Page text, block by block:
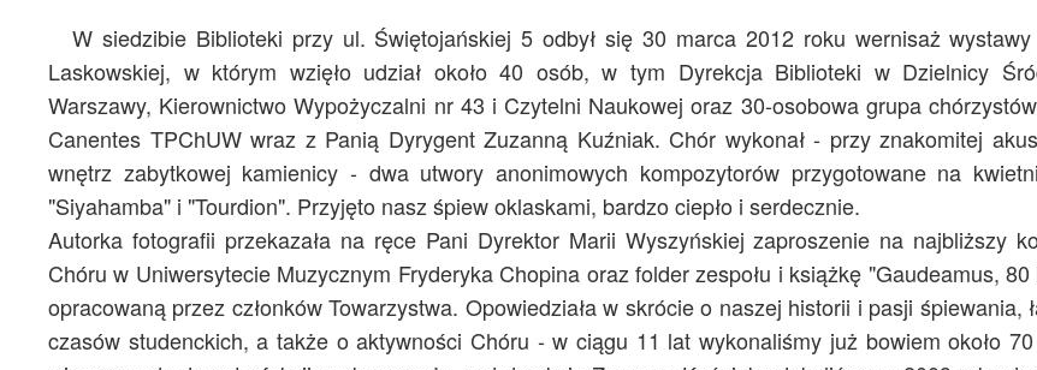
W siedzibie Biblioteki przy ul. Świętojańskiej 5 odbył się 30 marca 2012 roku wernisaż
Laskowskiej, w którym wzięło udział około 40 osób, w tym Dyrekcja Biblioteki w Dzielnicy
Warszawy, Kierownictwo Wypożyczalni nr 43 i Czytelni Naukowej oraz 30-osobowa grupa
Canentes TPChUW wraz z Panią Dyrygent Zuzanną Kuźniak. Chór wykonał - przy znakomitej
wnętrz zabytkowej kamienicy - dwa utwory anonimowych kompozytorów przygotowane na
"Siyahamba" i "Tourdion". Przyjęto nasz śpiew oklaskami, bardzo ciepło i serdecznie.
Autorka fotografii przekazała na ręce Pani Dyrektor Marii Wyszyńskiej zaproszenie na najbliższy
Chóru w Uniwersytecie Muzycznym Fryderyka Chopina oraz folder zespołu i książkę "Gaudeamus,
opracowaną przez członków Towarzystwa. Opowiedziała w skrócie o naszej historii i pasji śpiewania,
czasów studenckich, a także o aktywności Chóru - w ciągu 11 lat wykonaliśmy już bowiem około